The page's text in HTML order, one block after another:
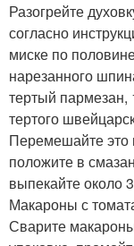
Разогрейте
согласно
миске по
нарезанного
тертый пармезан,
тертого
Перемешайте это
положите в
выпекайте около
Макароны с
Сварите